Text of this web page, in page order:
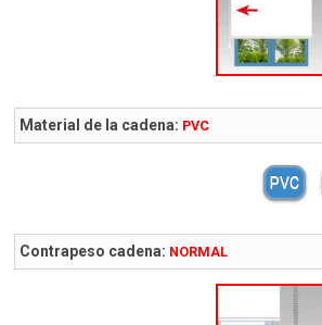
Material de la cadena: PVC
PVC
Contrapeso cadena: NORMAL